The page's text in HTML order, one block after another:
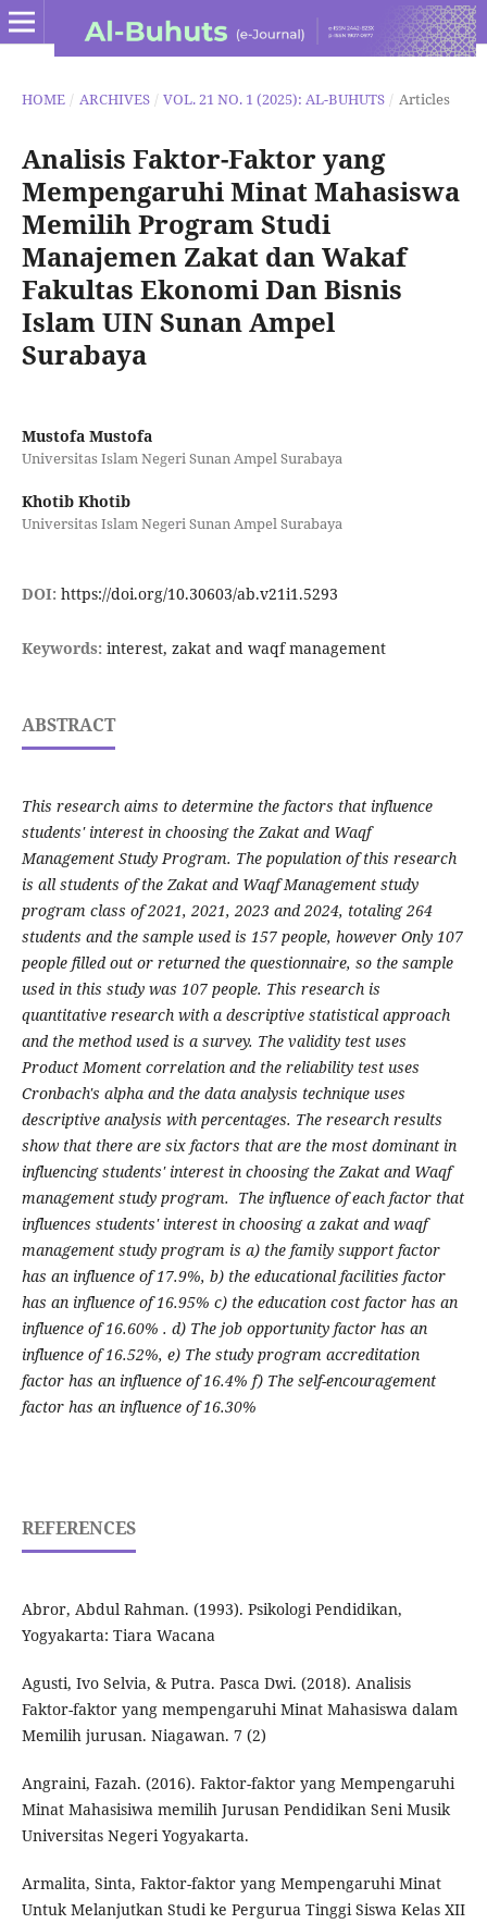
HOME / ARCHIVES / VOL. 21 NO. 1 (2025): AL-BUHUTS / Articles
Analisis Faktor-Faktor yang
Mempengaruhi Minat Mahasiswa
Memilih Program Studi
Manajemen Zakat dan Wakaf
Fakultas Ekonomi Dan Bisnis
Islam UIN Sunan Ampel
Surabaya
Mustofa Mustofa
Universitas Islam Negeri Sunan Ampel Surabaya
Khotib Khotib
Universitas Islam Negeri Sunan Ampel Surabaya
DOI: https://doi.org/10.30603/ab.v21i1.5293
Keywords: interest, zakat and waqf management
ABSTRACT
This research aims to determine the factors that influence
students' interest in choosing the Zakat and Waqf
Management Study Program. The population of this research
is all students of the Zakat and Waqf Management study
program class of 2021, 2021, 2023 and 2024, totaling 264
students and the sample used is 157 people, however Only 107
people filled out or returned the questionnaire, so the sample
used in this study was 107 people. This research is
quantitative research with a descriptive statistical approach
and the method used is a survey. The validity test uses
Product Moment correlation and the reliability test uses
Cronbach's alpha and the data analysis technique uses
descriptive analysis with percentages. The research results
show that there are six factors that are the most dominant in
influencing students' interest in choosing the Zakat and Waqf
management study program. The influence of each factor that
influences students' interest in choosing a zakat and waqf
management study program is a) the family support factor
has an influence of 17.9%, b) the educational facilities factor
has an influence of 16.95% c) the education cost factor has an
influence of 16.60% . d) The job opportunity factor has an
influence of 16.52%, e) The study program accreditation
factor has an influence of 16.4% f) The self-encouragement
factor has an influence of 16.30%
REFERENCES
Abror, Abdul Rahman. (1993). Psikologi Pendidikan,
Yogyakarta: Tiara Wacana
Agusti, Ivo Selvia, & Putra. Pasca Dwi. (2018). Analisis
Faktor-faktor yang mempengaruhi Minat Mahasiswa dalam
Memilih jurusan. Niagawan. 7 (2)
Angraini, Fazah. (2016). Faktor-faktor yang Mempengaruhi
Minat Mahasisiwa memilih Jurusan Pendidikan Seni Musik
Universitas Negeri Yogyakarta.
Armalita, Sinta, Faktor-faktor yang Mempengaruhi Minat
Untuk Melanjutkan Studi ke Pergurua Tinggi Siswa Kelas XII